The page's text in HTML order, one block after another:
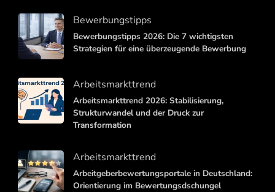
Bewerbungstipps
Bewerbungstipps 2026: Die 7 wichtigsten
Strategien für eine überzeugende Bewerbung
Arbeitsmarkttrend
Arbeitsmarkttrend 2026: Stabilisierung,
Strukturwandel und der Druck zur
Transformation
Arbeitsmarkttrend
Arbeitgeberbewertungsportale in Deutschland:
Orientierung im Bewertungsdschungel